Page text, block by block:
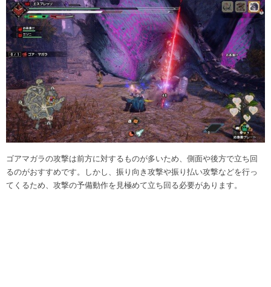
ゴアマガラの攻撃は前方に対するものが多いため、側面や後方で立ち回
るのがおすすめです。しかし、振り向き攻撃や振り払い攻撃などを行っ
てくるため、攻撃の予備動作を見極めて立ち回る必要があります。